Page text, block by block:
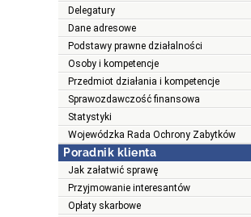
Delegatury
Dane adresowe
Podstawy prawne działalności
Osoby i kompetencje
Przedmiot działania i kompetencje
Sprawozdawczość finansowa
Statystyki
Wojewódzka Rada Ochrony Zabytków
Poradnik klienta
Jak załatwić sprawę
Przyjmowanie interesantów
Opłaty skarbowe